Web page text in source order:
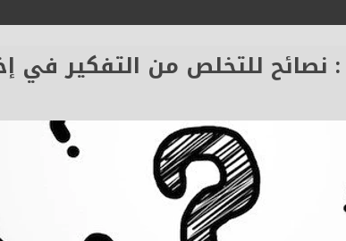
للتخلص من التفكير في